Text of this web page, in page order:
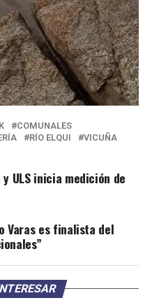
COMUNALES
RÍO ELQUI VICUÑA
ULS inicia medición de
Varas es finalista del